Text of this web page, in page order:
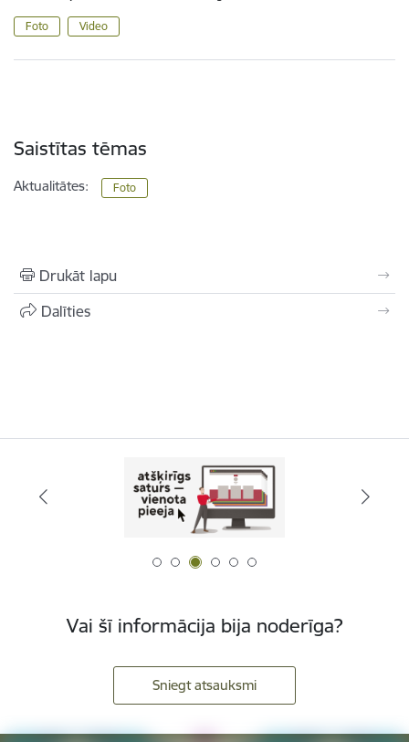
Foto Video
Saistītas tēmas
Aktualitātes: Foto
Drukāt lapu
Dalīties
Vai šī informācija bija noderīga?
Sniegt atsauksmi